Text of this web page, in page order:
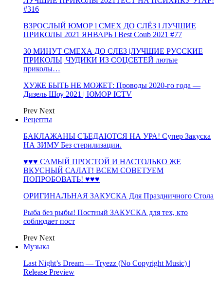
#316
ВЗРОСЛЫЙ ЮМОР l СМЕХ ДО СЛЁЗ l ЛУЧШИЕ
ПРИКОЛЫ 2021 ЯНВАРЬ l Best Coub 2021 #77
30 МИНУТ СМЕХА ДО СЛЕЗ |ЛУЧШИЕ РУССКИЕ
ПРИКОЛЫ| ЧУДИКИ ИЗ СОЦСЕТЕЙ лютые
приколы…
ХУЖЕ БЫТЬ НЕ МОЖЕТ: Проводы 2020-го года —
Дизель Шоу 2021 | ЮМОР ICTV
Prev Next
Рецепты
БАКЛАЖАНЫ СЪЕДАЮТСЯ НА УРА! Супер Закуска
НА ЗИМУ Без стерилизации.
♥♥♥ САМЫЙ ПРОСТОЙ И НАСТОЛЬКО ЖЕ
ВКУСНЫЙ САЛАТ! ВСЕМ СОВЕТУЕМ
ПОПРОБОВАТЬ! ♥♥♥
ОРИГИНАЛЬНАЯ ЗАКУСКА Для Праздничного Стола
Рыба без рыбы! Постный ЗАКУСКА для тех, кто
соблюдает пост
Prev Next
Музыка
Last Night’s Dream — Tryezz (No Copyright Music) |
Release Preview